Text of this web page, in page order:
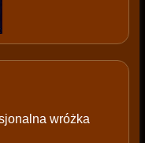
wróżka